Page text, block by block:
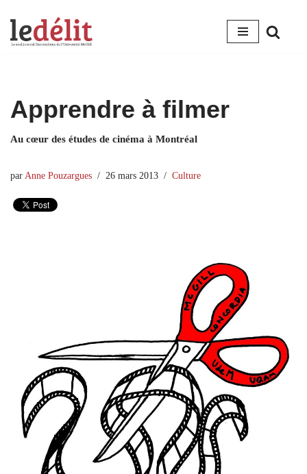
Aller
Apprendre à filmer
Au cœur des études de cinéma à Montréal
par Anne Pouzargues 26 mars 2013 Culture